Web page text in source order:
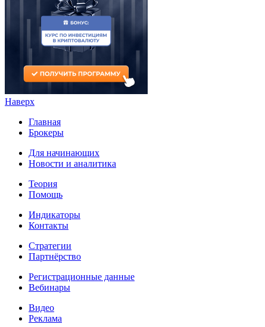
Наверх
Главная
Брокеры
Для начинающих
Новости и аналитика
Теория
Помощь
Индикаторы
Контакты
Стратегии
Партнёрство
Регистрационные данные
Вебинары
Видео
Реклама